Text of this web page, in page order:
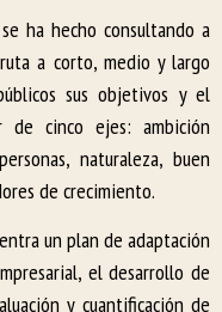
ha hecho consultando a
a corto, medio y largo
sus objetivos y el
de cinco ejes: ambición
naturaleza, buen
de crecimiento.
un plan de adaptación
el desarrollo de
y cuantificación de